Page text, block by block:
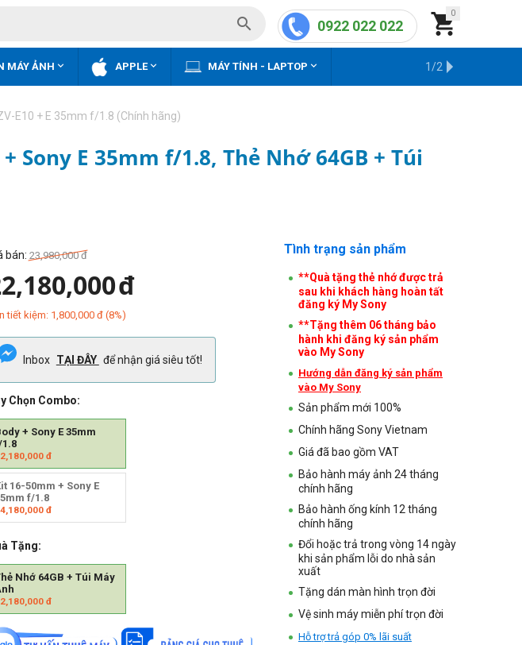
0

0922 022 022

MÁY ẢNH  APPLE MÁY TÍNH - LAPTOP  KHO HÀNG CŨ
1/2
E10 + E 35mm f/1.8 (Chính hãng)
Sony E 35mm f/1.8, Thẻ Nhớ 64GB + Túi
bán: 23,980,000 đ
đ
tiết kiệm: 1,800,000đ(8%)
Inbox TẠI ĐÂY để nhận giá siêu tốt!
Chọn Combo:
+ Sony E 35mm
đ
16-50mm + Sony E
f/1.8
đ
Tặng:
Nhớ 64GB + Túi Máy
đ
Tình trạng sản phẩm
**Quà tặng thẻ nhớ được trả
sau khi khách hàng hoàn tất
đăng ký My Sony
**Tặng thêm 06 tháng bảo
hành khi đăng ký sản phẩm
vào My Sony
Hướng dẫn đăng ký sản phẩm
vào My Sony
Sản phẩm mới 100%
Chính hãng Sony Vietnam
Giá đã bao gồm VAT
Bảo hành máy ảnh 24 tháng
chính hãng
Bảo hành ống kính 12 tháng
chính hãng
Đổi hoặc trả trong vòng 14 ngày
khi sản phẩm lỗi do nhà sản
xuất
Tặng dán màn hình trọn đời
Vệ sinh máy miễn phí trọn đời
Hỗ trợ trả góp 0% lãi suất